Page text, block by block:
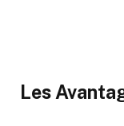
Les